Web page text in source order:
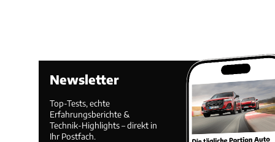
Newsletter
Top-Tests, echte
Erfahrungsberichte &
Technik-Highlights – direkt in
Ihr Postfach.